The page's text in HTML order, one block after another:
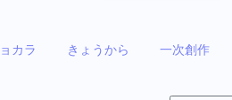
カラ きょうから 一次創作